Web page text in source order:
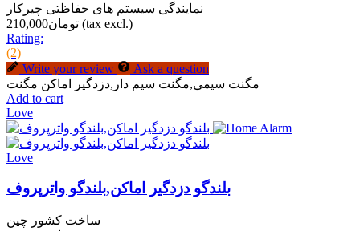
نمایندگی سیستم های حفاظتی چیرکار
تومان210,000 (tax excl.)
Rating:
(2)
Write your review
Ask a question
Add to cart
Love
Love
بلندگو دزدگیر اماکن,بلندگو واترپروف
ساخت کشور چین